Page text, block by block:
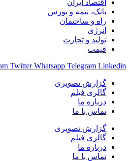
ایران
بیمه و بورس
و ساختمان
و تجارت
Instagram Twitter Whatsapp Telegram
تصویری
فیلم
ما
با ما
تصویری
فیلم
ما
با ما